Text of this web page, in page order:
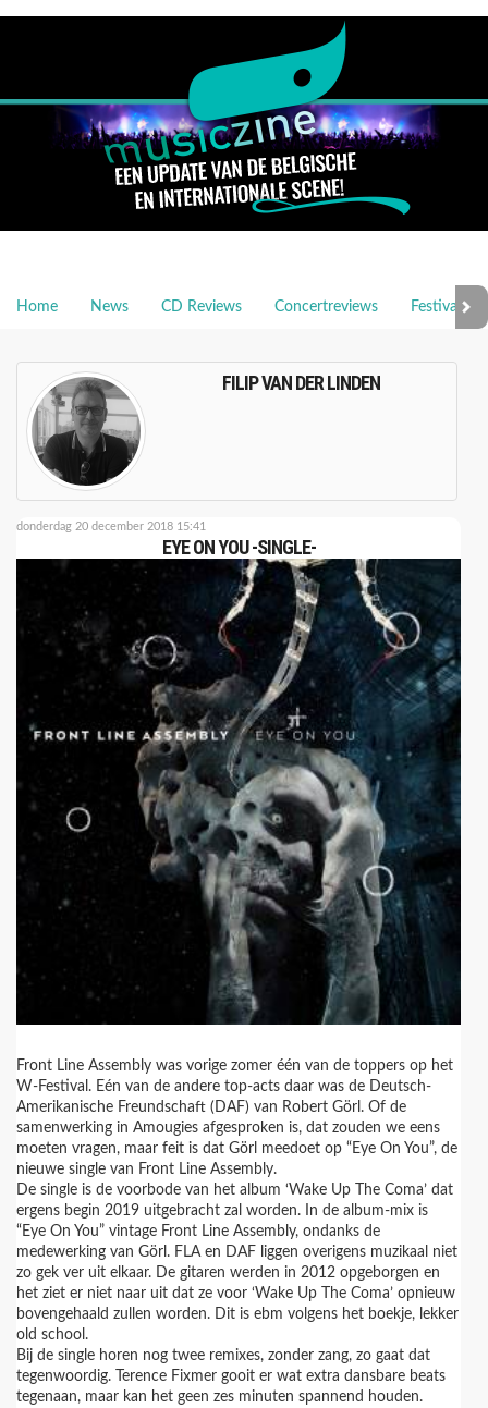
Home News CD Reviews Concertreviews
FILIP VAN DER LINDEN
donderdag 20 december 2018 15:41
EYE ON YOU -SINGLE-
Front Line Assembly was vorige zomer één van de toppers op het
W-Festival. Eén van de andere top-acts daar was de Deutsch-
Amerikanische Freundschaft (DAF) van Robert Görl. Of de
samenwerking in Amougies afgesproken is, dat zouden we eens
moeten vragen, maar feit is dat Görl meedoet op “Eye On You”, de
nieuwe single van Front Line Assembly.
De single is de voorbode van het album ‘Wake Up The Coma’ dat
ergens begin 2019 uitgebracht zal worden. In de album-mix is
“Eye On You” vintage Front Line Assembly, ondanks de
medewerking van Görl. FLA en DAF liggen overigens muzikaal niet
zo gek ver uit elkaar. De gitaren werden in 2012 opgeborgen en
het ziet er niet naar uit dat ze voor ‘Wake Up The Coma’ opnieuw
bovengehaald zullen worden. Dit is ebm volgens het boekje, lekker
old school.
Bij de single horen nog twee remixes, zonder zang, zo gaat dat
tegenwoordig. Terence Fixmer gooit er wat extra dansbare beats
tegenaan, maar kan het geen zes minuten spannend houden.